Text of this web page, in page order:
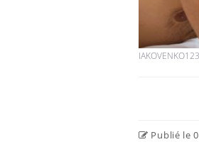
Publié le
Les
?